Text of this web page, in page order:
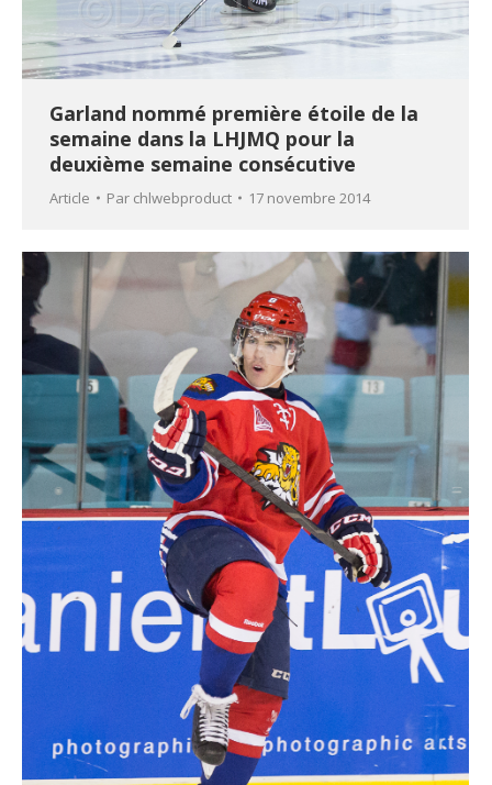
Garland nommé première étoile de la
semaine dans la LHJMQ pour la
deuxième semaine consécutive
Article Par chlwebproduct 17 novembre 2014